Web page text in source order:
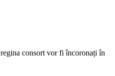
consort vor fi încoronați în